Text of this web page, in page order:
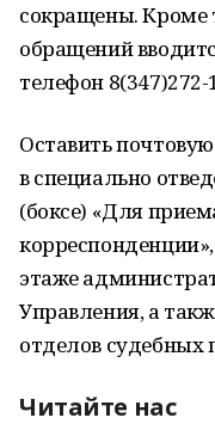
сокращены. Кроме
обращений
телефон 8(347)272-
Оставить
в специально
(боксе) «Для
этаже
Управления, а
отделов судебных
Читайте нас